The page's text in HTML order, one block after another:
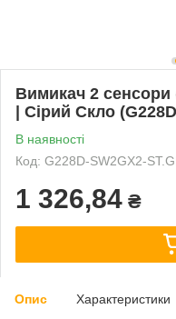
Вимикач 2 сенсори
| Сірий Скло
В наявності
Код: G228D-SW2GX2-
1 326,84 ₴
Опис Характеристики